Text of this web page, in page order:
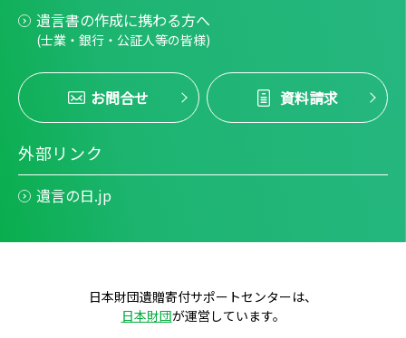
遺言書の作成に携わる方へ
(士業・銀行・公証人等の皆様)
お問合せ 資料請求
外部リンク
遺言の日.jp
日本財団遺贈寄付サポートセンターは、
日本財団が運営しています。